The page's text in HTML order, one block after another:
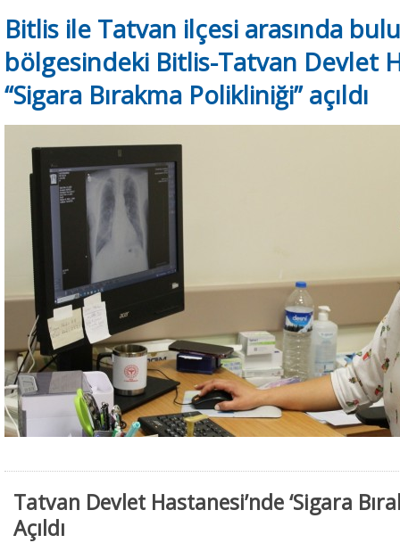
Bitlis ile Tatvan ilçesi arasında
bölgesindeki Bitlis-Tatvan Devlet
“Sigara Bırakma Polikliniği” açıldı
Tatvan Devlet Hastanesi’nde ‘Sigara
Açıldı